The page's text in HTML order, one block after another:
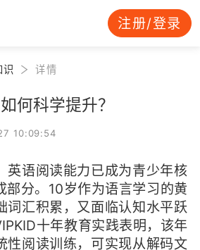
注册/登录
识 详情
何科学提升？
10:09:54
英语阅读能力已成为青少年核
部分。10岁作为语言学习的黄
词汇积累，又面临认知水平跃
十年教育实践表明，该年
性阅读训练，可实现从解码文